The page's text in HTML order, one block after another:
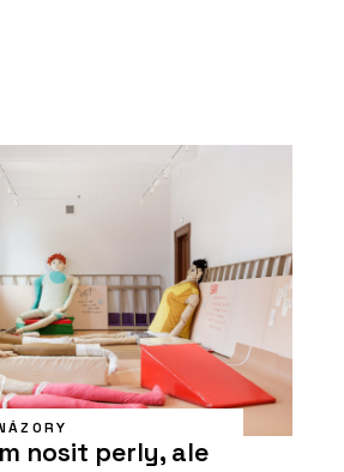
nosit perly, ale